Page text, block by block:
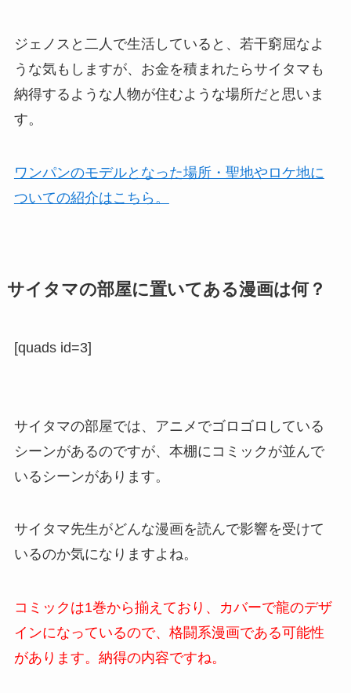
ジェノスと二人で生活していると、若干窮屈なよ
うな気もしますが、お金を積まれたらサイタマも
納得するような人物が住むような場所だと思いま
す。
ワンパンのモデルとなった場所・聖地やロケ地に
ついての紹介はこちら。
サイタマの部屋に置いてある漫画は何？
[quads id=3]
サイタマの部屋では、アニメでゴロゴロしている
シーンがあるのですが、本棚にコミックが並んで
いるシーンがあります。
サイタマ先生がどんな漫画を読んで影響を受けて
いるのか気になりますよね。
コミックは1巻から揃えており、カバーで龍のデザ
インになっているので、格闘系漫画である可能性
があります。納得の内容ですね。